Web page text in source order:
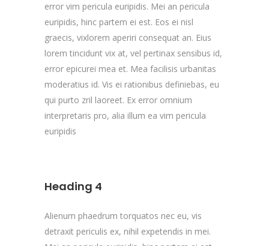
error vim pericula euripidis. Mei an pericula
euripidis, hinc partem ei est. Eos ei nisl
graecis, vixlorem aperiri consequat an. Eius
lorem tincidunt vix at, vel pertinax sensibus id,
error epicurei mea et. Mea facilisis urbanitas
moderatius id. Vis ei rationibus definiebas, eu
qui purto zril laoreet. Ex error omnium
interpretaris pro, alia illum ea vim pericula
euripidis
Heading 4
Alienum phaedrum torquatos nec eu, vis
detraxit periculis ex, nihil expetendis in mei.